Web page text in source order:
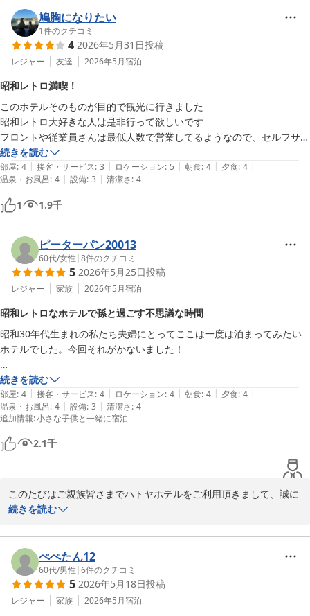
してお寛ぎいただける空間をご提供できればと願っております。
伊豆は季節を問わず楽しめる観光地でございますので、機会がござ
いました折にはまたぜひ足をお運びくださいませ。
お客様のまたのご利用を、スタッフ一同心よりお待ちしておりま
2026-06-23
鳩胸になりたい
1件のクチコミ
4 2026年5月31日投稿
レジャー 友達 2026年5月宿泊
昭和レトロ満喫！
このホテルそのものが目的で観光に行きました
昭和レトロ大好きな人は是非行って欲しいです
フロントや従業員さんは最低人数で営業してるようなので、セルフサー
ビス系が多いです
(何かものが切れても持ってきてくれず、フロントに取りに来てとか)
アメニティも最低限なので特に女性でこだわりのあるスキンケアなどあ
る方は持参した方がよいかと
(シャンプーやボディーソープはありました)
あの有名な廊下が1番渡りたかったので満足です、浴衣が鳩が書かれて
て可愛かったです！
続きを読む
部屋: 4 | 接客・サービス: 3 | ロケーション: 5 | 朝食: 4 | 夕食: 4 |
温泉・お風呂: 4 | 設備: 3 | 清潔さ: 4
1 1.9千
ピーターパン20013
60代/女性 |8件のクチコミ
5 2026年5月25日投稿
レジャー 家族 2026年5月宿泊
昭和レトロなホテルで孫と過ごす不思議な時間
昭和30年代生まれの私たち夫婦にとってここは一度は泊まってみたい
ホテルでした。今回それがかないました！
お孫ちゃんの反応、期待値より遥かに上の反応をもらえました！とても
良かったです！
1.なんといっても昭和レトロな旅館として裏切っているものは何もなか
ったです。
2.他のお客様もおレトロなこのホテルを楽しんでいらっしゃる感じで、
和やかななんともいえない雰囲気でびっくりしました。
3.普段お土産物をほぼ買わない夫さんが、ハトヤホテル宿泊記念といっ
てマグカップを購入してました。私には伸び縮みする孫の手を買ってく
れました。Tシャツがありましたが小学校2年生の孫には大きすぎたの
で買えなくてとても残念でした！
5.お風呂は孫ちゃんもとても喜んでくれました。ただ、浴衣が大きすぎ
たのがなんとも残念！
6.お部屋、設備どれも超古いですが、清潔にはしてありました。ソファ
とカーテンはかなり傷んでいます。あとレースのカーテンがないのが残
念。
続きを読む
部屋: 4 | 接客・サービス: 4 | ロケーション: 4 | 朝食: 4 | 夕食: 4 |
温泉・お風呂: 4 | 設備: 3 | 清潔さ: 4
追加情報:小さな子供と一緒に宿泊
2.1千
このたびはご親族皆さまでハトヤホテルをご利用頂きまして、誠に
ありがとうございました。
をお運びくださいましたこと、またご宿泊なされたかたならではの
きめ細やかなご感想の数々を頂戴し、私どもも大変うれしく存じま
す。
お部屋や館内のお写真をいいかんじに映してくださいましたことも
重ねて御礼申し上げます。
続きを読む
ぺぺたん12
60代/男性 |6件のクチコミ
5 2026年5月18日投稿
レジャー 家族 2026年5月宿泊